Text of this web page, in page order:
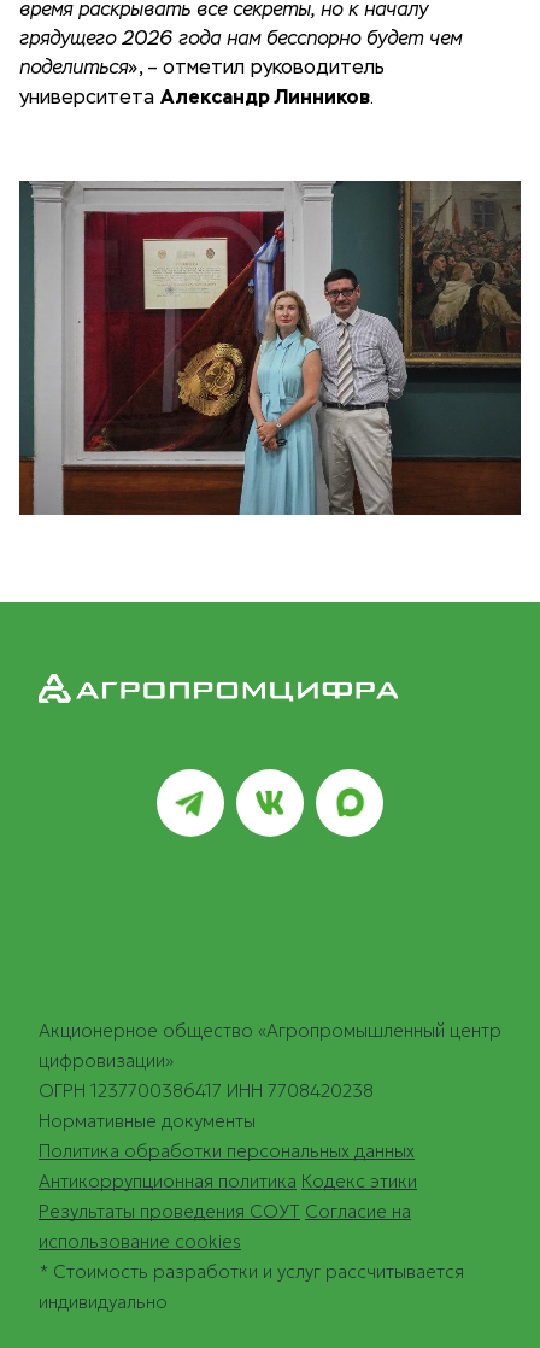
время раскрывать все секреты, но к началу
грядущего 2026 года нам бесспорно будет чем
поделиться», – отметил руководитель
университета Александр Линников.
Акционерное общество «Агропромышленный центр
цифровизации»
ОГРН 1237700386417 ИНН 7708420238
Нормативные документы
Политика обработки персональных данных
Антикоррупционная политика Кодекс этики
Результаты проведения СОУТ Согласие на
использование cookies
* Стоимость разработки и услуг рассчитывается
индивидуально